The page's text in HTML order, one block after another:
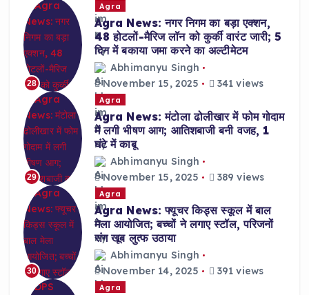
28
Agra
Agra News: नगर निगम का बड़ा एक्शन,
48 होटलों-मैरिज लॉन को कुर्की वारंट जारी; 5
दिन में बकाया जमा करने का अल्टीमेटम
Abhimanyu Singh
November 15, 2025
341 views
29
Agra
Agra News: मंटोला ढोलीखार में फोम गोदाम
में लगी भीषण आग; आतिशबाजी बनी वजह, 1
घंटे में काबू
Abhimanyu Singh
November 15, 2025
389 views
30
Agra
Agra News: फ्यूचर किड्स स्कूल में बाल
मेला आयोजित; बच्चों ने लगाए स्टॉल, परिजनों
संग खूब लुत्फ उठाया
Abhimanyu Singh
November 14, 2025
391 views
Agra